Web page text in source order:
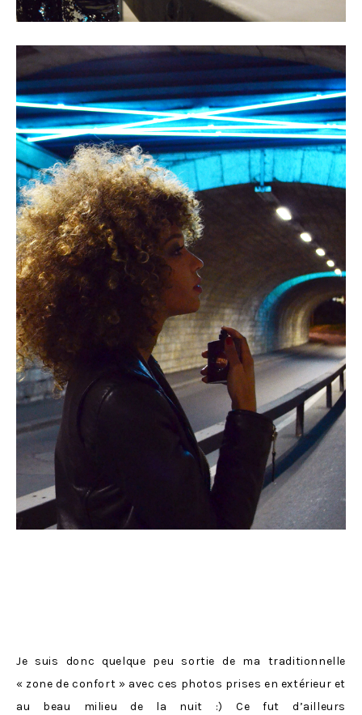
Je suis donc quelque peu sortie de ma traditionnelle
« zone de confort » avec ces photos prises en extérieur et
au beau milieu de la nuit :) Ce fut d’ailleurs